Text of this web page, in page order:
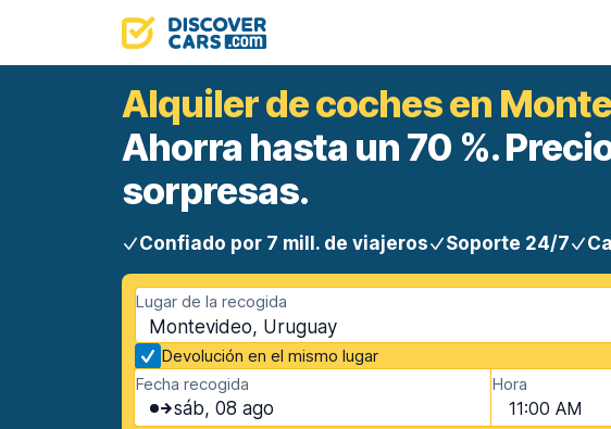
Alquiler de coches en
Ahorra hasta un 70 %.
sorpresas.
Confiado por 7 mill. de viajeros Soporte 24/7
Lugar de la recogida
Montevideo, Uruguay
Devolución en el mismo lugar
Fecha recogida
sáb, 08 ago
Hora
11:00 AM